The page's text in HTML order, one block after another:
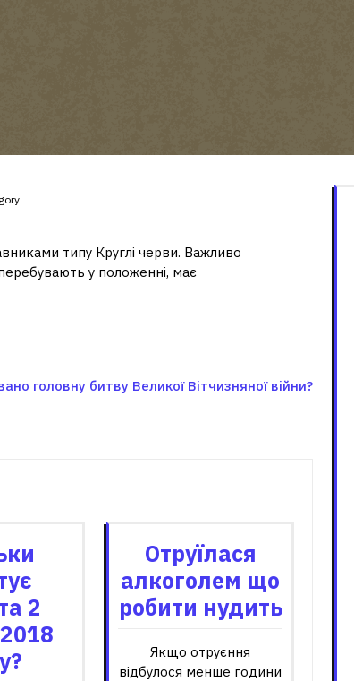
типу Круглі черви. Важливо
перебувають у положенні, має
головну битву Великої Вітчизняної війни?
2
Отруїлася
алкоголем що
робити нудить
Якщо отруєння
відбулося менше години